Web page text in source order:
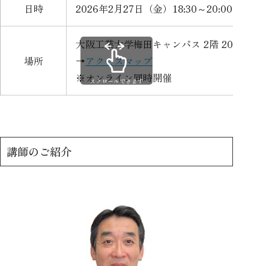
日時 2026年2月27日（金）18:30～20:00 （開
場所
大阪工業大学梅田キャンパス 2階 201セミ
→アクセスマップ
※オンライン同時開催
スクロールできます
講師のご紹介